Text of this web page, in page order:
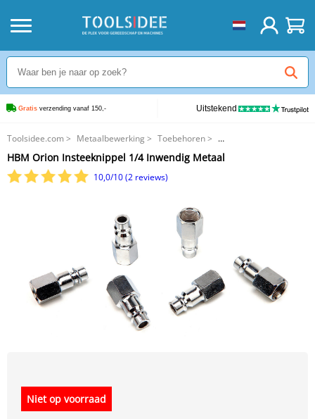
Gratis verzending vanaf 150,- Uitstekend
Toolsidee.com > Metaalbewerking > Toebehoren>
HBM Orion Insteeknippel 1/4 Inwendig Metaal
HBM Orion Insteeknippel 1/4 Inwendig Metaal
10,0/10 (2 reviews)
Niet op voorraad